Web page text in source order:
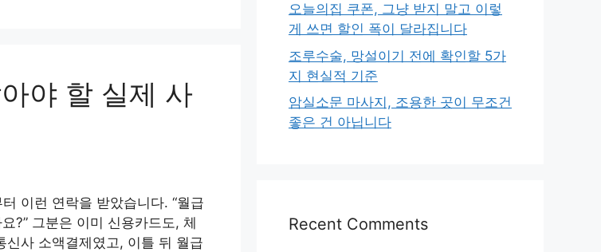
야 할 실제 사
이런 연락을 받았습니다. “월급
?” 그분은 이미 신용카드도, 체
사 소액결제였고, 이틀 뒤 월급
오늘의집 쿠폰, 그냥 받지 말고 이렇
게 쓰면 할인 폭이 달라집니다
조루수술, 망설이기 전에 확인할 5가
지 현실적 기준
암실소문 마사지, 조용한 곳이 무조건
좋은 건 아닙니다
Recent Comments